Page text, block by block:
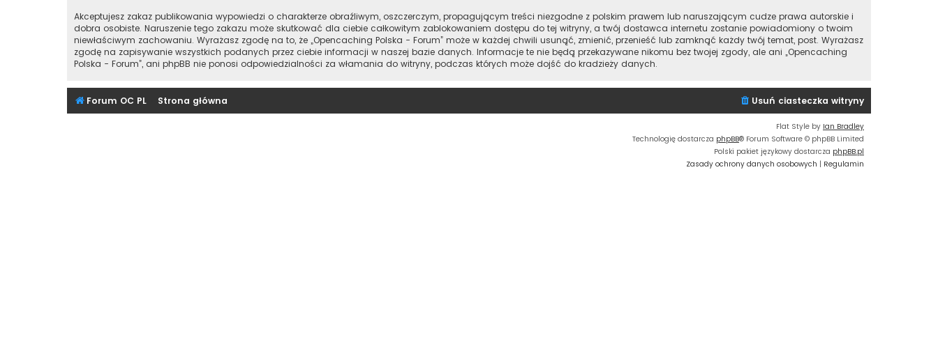
Akceptujesz zakaz publikowania wypowiedzi o charakterze obraźliwym, oszczerczym, propagującym treści niezgodne z polskim prawem lub naruszającym cudze prawa autorskie i
dobra osobiste. Naruszenie tego zakazu może skutkować dla ciebie całkowitym zablokowaniem dostępu do tej witryny, a twój dostawca internetu zostanie powiadomiony o twoim
niewłaściwym zachowaniu. Wyrażasz zgodę na to, że „Opencaching Polska - Forum” może w każdej chwili usunąć, zmienić, przenieść lub zamknąć każdy twój temat, post. Wyrażasz
zgodę na zapisywanie wszystkich podanych przez ciebie informacji w naszej bazie danych. Informacje te nie będą przekazywane nikomu bez twojej zgody, ale ani „Opencaching
Polska - Forum”, ani phpBB nie ponosi odpowiedzialności za włamania do witryny, podczas których może dojść do kradzieży danych.
Forum OC PL Strona główna Usuń ciasteczka witryny
Flat Style by Ian Bradley
Technologię dostarcza phpBB® Forum Software © phpBB Limited
Polski pakiet językowy dostarcza phpBB.pl
Zasady ochrony danych osobowych | Regulamin